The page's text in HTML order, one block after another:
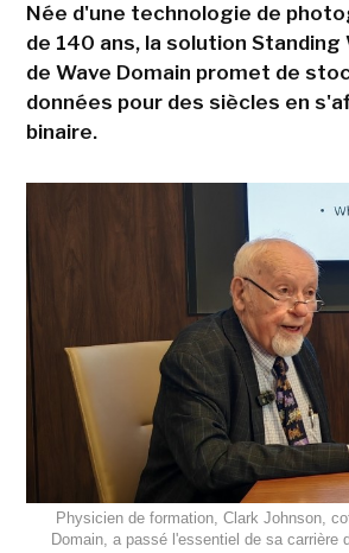
Née d'une technologie de
de 140 ans, la solution Standing
de Wave Domain promet de
données pour des siècles en
binaire.
Physicien de formation, Clark Johnson,
Domain, a passé l'essentiel de sa carrière